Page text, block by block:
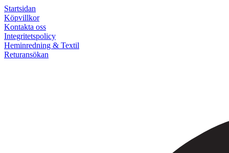
Startsidan
Köpvillkor
Kontakta oss
Integritetspolicy
Heminredning & Textil
Returansökan